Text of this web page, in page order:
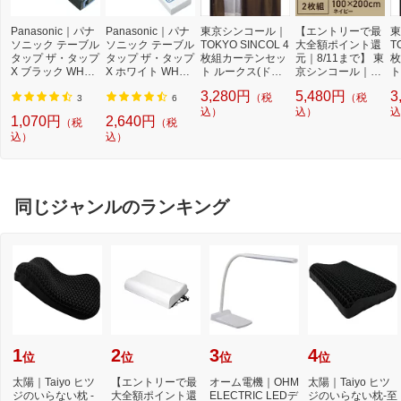
Panasonic｜パナ
ソニック テーブル
タップ ザ・タップ
X ブラック WHA2
個口 /スイッチ無]
[WHA2523BKP] p
anasonic
3
1,070円
（税
込）
Panasonic｜パナ
ソニック テーブル
タップ ザ・タップ
X ホワイト WHA2
個口 /スイッチ付
き（個別）][WHA
25244WP] panas
onic
6
2,640円
（税
込）
東京シンコール｜
TOKYO SINCOL 4
枚組カーテンセッ
ト ルークス(ドレ
ブラウン×2枚+レ
ース:100×176cm/
3,280円
（税
込）
【エントリーで最
大全額ポイント還
元｜8/11まで】 東
京シンコール｜TO
組 ドレープカーテ
ン PSコナー(100×
5,480円
（税
込）
同じジャンルのランキング
1位
太陽｜Taiyo ヒツ
ジのいらない枕 -
2位
【エントリーで最
大全額ポイント還
3位
オーム電機｜OHM
ELECTRIC LEDデ
4位
太陽｜Taiyo ヒツ
ジのいらない枕-至